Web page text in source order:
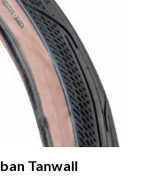
Tanwall